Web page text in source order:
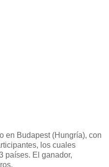
en Budapest (Hungría), con
los cuales
países. El ganador,